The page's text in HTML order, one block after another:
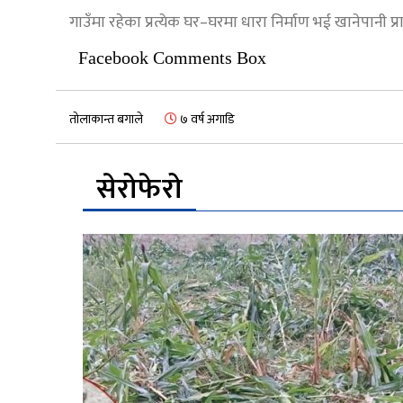
गाउँमा रहेका प्रत्येक घर–घरमा धारा निर्माण भई खानेपानी
Facebook Comments Box
तोलाकान्त बगाले ७ वर्ष अगाडि
सेरोफेरो